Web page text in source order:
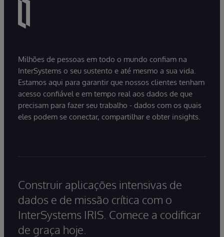
Milhões de pessoas em todo o mundo confiam na
InterSystems o seu sustento e até mesmo a sua vida.
Estamos aqui para garantir que nossos clientes tenham
acesso confiável e em tempo real aos dados de que
precisam para fazer seu trabalho - dados com os quais
eles podem se conectar, compartilhar e obter insights.
Construir aplicações intensivas de
dados e de missão crítica com o
InterSystems IRIS. Comece a codificar
de graça hoje.